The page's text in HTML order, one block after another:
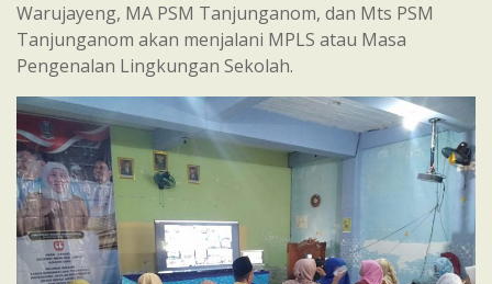
Warujayeng, MA PSM Tanjunganom, dan Mts PSM
Tanjunganom akan menjalani MPLS atau Masa
Pengenalan Lingkungan Sekolah.